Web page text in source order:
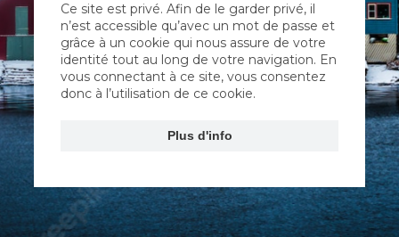
Ce site est privé. Afin de le garder privé, il
n’est accessible qu’avec un mot de passe et
grâce à un cookie qui nous assure de votre
identité tout au long de votre navigation. En
vous connectant à ce site, vous consentez
donc à l’utilisation de ce cookie.
Plus d'info